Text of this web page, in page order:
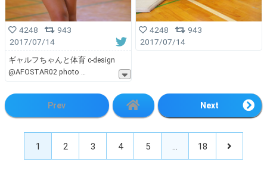
4248
943
2017/07/14
ギャルフちゃんと体育 c-design
@AFOSTAR02 photo
4248
943
2017/07/14
Prev Next
1 2 3 4 5 … 18